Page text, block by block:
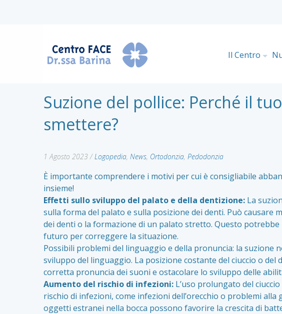
Il Centro
Suzione del pollice: Perché il
smettere?
1 Agosto 2023/Logopedia, News, Ortodonzia, Pedodonzia
È importante comprendere i motivi per cui è consigliabile
insieme!
Effetti sullo sviluppo del palato e della dentizione: La
sulla forma del palato e sulla posizione dei denti. Può causare
dei denti o la formazione di un palato stretto. Questo
futuro per correggere la situazione.
Possibili problemi del linguaggio e della pronuncia: la suzione
sviluppo del linguaggio. La posizione costante del ciuccio o del
corretta pronuncia dei suoni e ostacolare lo sviluppo delle
Aumento del rischio di infezioni: L’uso prolungato del
rischio di infezioni, come infezioni dell’orecchio o problemi alla
oggetti estranei nella bocca possono favorire la crescita di